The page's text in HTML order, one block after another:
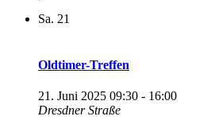
Sa. 21
Oldtimer-Treffen
21. Juni 2025 09:30 - 16:00
Dresdner Straße